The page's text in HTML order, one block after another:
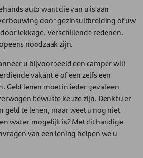
auto want die van u is aan
door gezinsuitbreiding of uw
lekkage. Verschillende redenen,
noodzaak zijn.
u bijvoorbeeld een camper wilt
vakantie of een zelfs een
Geld lenen moet in ieder geval een
bewuste keuze zijn. Denkt u er
geld te lenen, maar weet u nog niet
wat er mogelijk is? Met dit handige
van een lening helpen we u